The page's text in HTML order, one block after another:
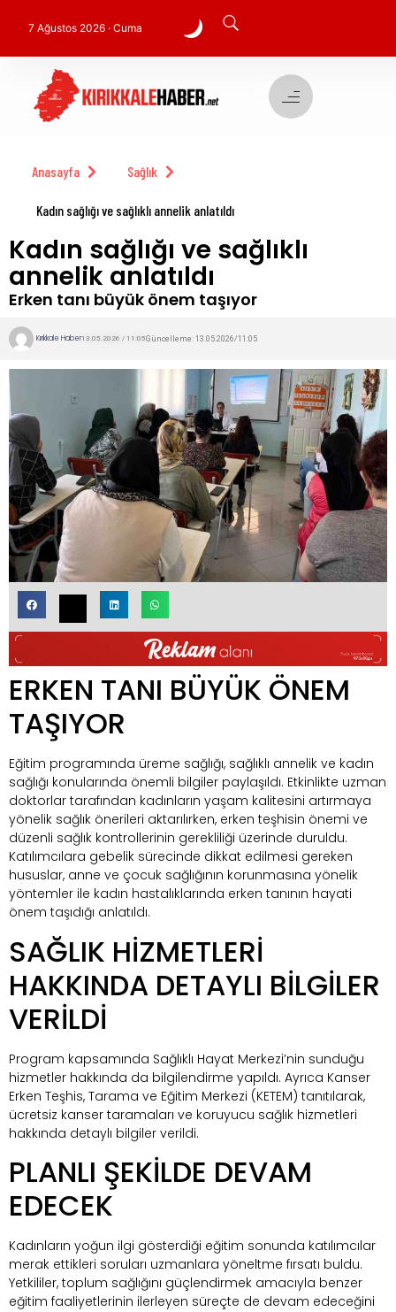
7 Ağustos 2026 · Cuma
Anasayfa Sağlık
Kadın sağlığı ve sağlıklı annelik anlatıldı
Kadın sağlığı ve sağlıklı
annelik anlatıldı
Erken tanı büyük önem taşıyor
Kırıkkale Haber13.05.2026 / 11:05Güncelleme: 13.05.2026/11:05
ERKEN TANI BÜYÜK ÖNEM
TAŞIYOR
Eğitim programında üreme sağlığı, sağlıklı annelik ve kadın
sağlığı konularında önemli bilgiler paylaşıldı. Etkinlikte uzman
doktorlar tarafından kadınların yaşam kalitesini artırmaya
yönelik sağlık önerileri aktarılırken, erken teşhisin önemi ve
düzenli sağlık kontrollerinin gerekliliği üzerinde duruldu.
Katılımcılara gebelik sürecinde dikkat edilmesi gereken
hususlar, anne ve çocuk sağlığının korunmasına yönelik
yöntemler ile kadın hastalıklarında erken tanının hayati
önem taşıdığı anlatıldı.
SAĞLIK HİZMETLERİ
HAKKINDA DETAYLI BİLGİLER
VERİLDİ
Program kapsamında Sağlıklı Hayat Merkezi’nin sunduğu
hizmetler hakkında da bilgilendirme yapıldı. Ayrıca Kanser
Erken Teşhis, Tarama ve Eğitim Merkezi (KETEM) tanıtılarak,
ücretsiz kanser taramaları ve koruyucu sağlık hizmetleri
hakkında detaylı bilgiler verildi.
PLANLI ŞEKİLDE DEVAM
EDECEK
Kadınların yoğun ilgi gösterdiği eğitim sonunda katılımcılar
merak ettikleri soruları uzmanlara yöneltme fırsatı buldu.
Yetkililer, toplum sağlığını güçlendirmek amacıyla benzer
eğitim faaliyetlerinin ilerleyen süreçte de devam edeceğini